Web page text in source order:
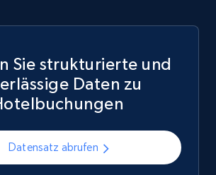
Sie strukturierte und
Daten zu
Datensatz abrufen